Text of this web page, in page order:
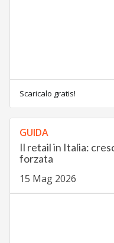
Scaricalo gratis!
GUIDA
Il retail in Italia:
forzata
15 Mag 2026